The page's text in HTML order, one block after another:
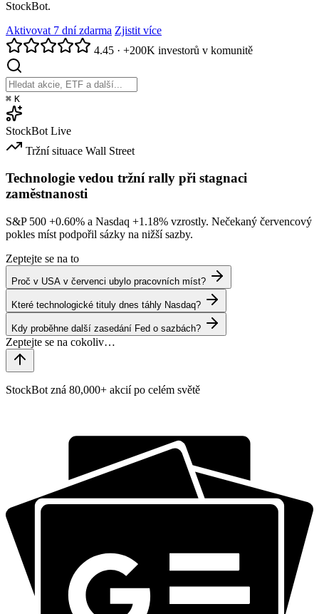
StockBot.
Aktivovat 7 dní zdarma Zjistit více
4.45 · +200K investorů v komunitě
⌘ K
StockBot Live
Tržní situace Wall Street
Technologie vedou tržní rally při stagnaci
zaměstnanosti
S&P 500 +0.60% a Nasdaq +1.18% vzrostly. Nečekaný červencový
pokles míst podpořil sázky na nižší sazby.
Zeptejte se na to
Proč v USA v červenci ubylo pracovních míst?
Které technologické tituly dnes táhly Nasdaq?
Kdy proběhne další zasedání Fed o sazbách?
StockBot zná 80,000+ akcií po celém světě